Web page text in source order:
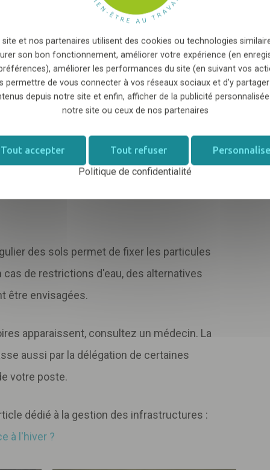
en extérieur ou dans des zones bien
favorisent un meilleur environnement et
des Conditions de Travail (QVCT) de chaque
infrastructures
et son stockage (à l'abri de l'humidité) pour
Optez pour des aliments concentrés
favorisez les râteliers pour limiter la
des sols permet de fixer les particules
de restrictions d'eau, des alternatives
être envisagées.
apparaissent, consultez un médecin. La
aussi par la délégation de certaines
votre poste.
dédié à la gestion des infrastructures :
à l'hiver ?
site et nos partenaires utilisent des cookies ou technologies
son bon fonctionnement, améliorer votre expérience (en
améliorer les performances du site (en suivant vos
permettre de vous connecter à vos réseaux sociaux et d’y
depuis notre site et enfin, afficher de la publicité
notre site ou ceux de nos partenaires
Tout accepter Tout refuser
Politique de confidentialité